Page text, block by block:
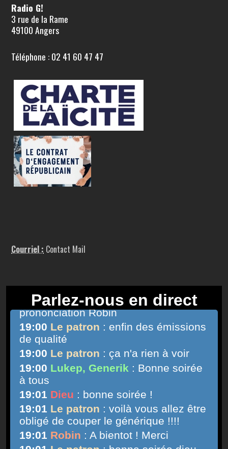
Radio G!
3 rue de la Rame
49100 Angers
Téléphone : 02 41 60 47 47
Courriel : Contact Mail